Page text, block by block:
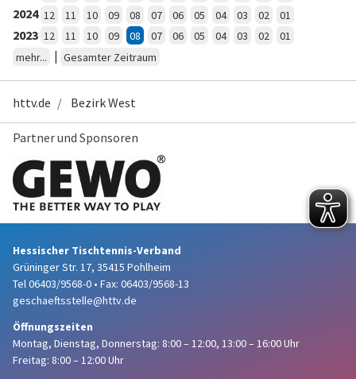
2024 12 11 10 09 08 07 06 05 04 03 02 01
2023 12 11 10 09 08 07 06 05 04 03 02
01
mehr...
| Gesamter Zeitraum
httv.de Bezirk West
Partner und Sponsoren
Hessischer Tischtennis-Verband
Grüninger Str. 17, 35415 Pohlheim
Tel 06403/9568-0 • Fax: 06403/9568-13
geschaeftsstelle@httv.de
Öffnungszeiten
Montag, Dienstag, Donnerstag: 8:00 – 12:00, 13:00 – 16:00 Uhr
Freitag: 8:00 – 12:00 Uhr